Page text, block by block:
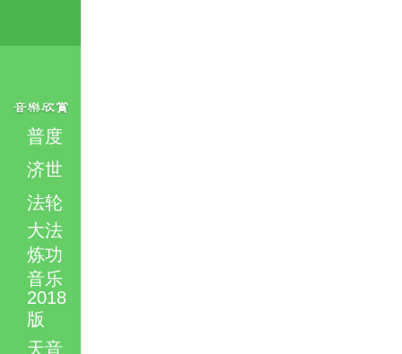
普度
济世
法轮
大法
炼功
音乐
2018
版
天音